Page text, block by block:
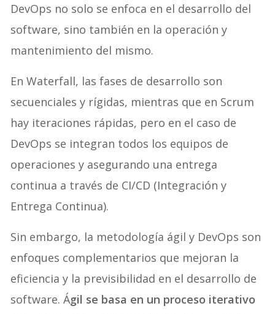
DevOps no solo se enfoca en el desarrollo del
software, sino también en la operación y
mantenimiento del mismo.
En Waterfall, las fases de desarrollo son
secuenciales y rígidas, mientras que en Scrum
hay iteraciones rápidas, pero en el caso de
DevOps se integran todos los equipos de
operaciones y asegurando una entrega
continua a través de CI/CD (Integración y
Entrega Continua).
Sin embargo, la metodología ágil y DevOps son
enfoques complementarios que mejoran la
eficiencia y la previsibilidad en el desarrollo de
software. Ágil se basa en un proceso iterativo